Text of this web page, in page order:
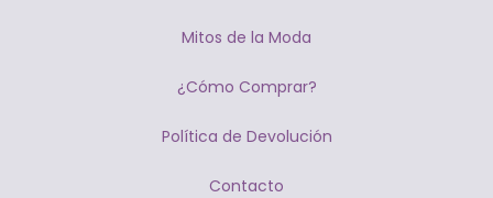
Mitos de la Moda
¿Cómo Comprar?
Política de Devolución
Contacto